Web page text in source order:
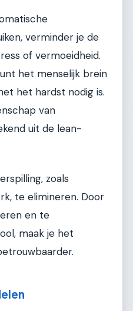
verminder je de
of vermoeidheid.
het menselijk brein
het hardst nodig is.
van
uit de lean-
zoals
te elimineren. Door
en te
maak je het